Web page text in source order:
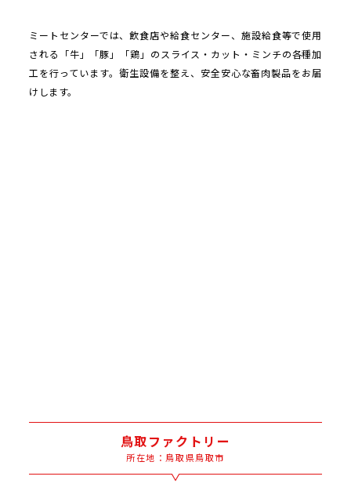
ミートセンターでは、飲食店や給食センター、施設給食等で使用
される「牛」「豚」「鶏」のスライス・カット・ミンチの各種加
工を行っています。衛生設備を整え、安全安心な畜肉製品をお届
けします。
鳥取ファクトリー
所在地：鳥取県鳥取市